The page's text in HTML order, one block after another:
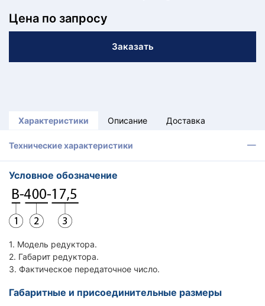
Цена по запросу
Заказать
Характеристики Описание Доставка
Технические характеристики
Условное обозначение
1. Модель редуктора.
2. Габарит редуктора.
3. Фактическое передаточное число.
Габаритные и присоединительные размеры